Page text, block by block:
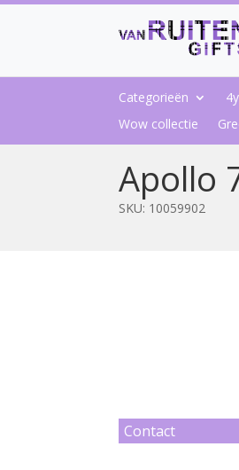
Categorieën
Wow collectie
Apollo
SKU: 10059902
Contact